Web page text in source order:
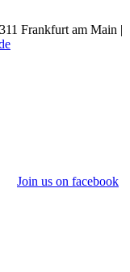
Frankfurt am Main |
Join us on facebook